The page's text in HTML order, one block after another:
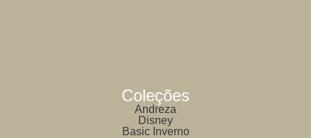
Coleções
Andreza
Disney
Basic Inverno